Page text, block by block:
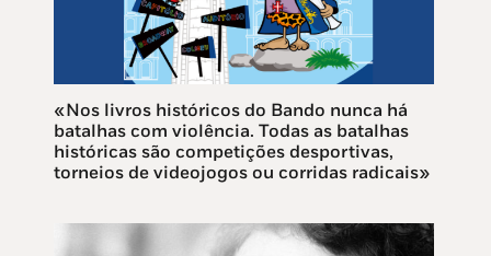
«Nos livros históricos do Bando nunca há
batalhas com violência. Todas as batalhas
históricas são competições desportivas,
torneios de videojogos ou corridas radicais»